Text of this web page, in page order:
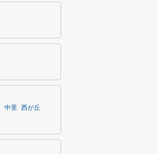
中里
西が丘